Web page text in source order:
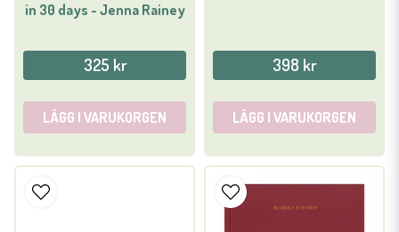
in 30 days - Jenna Rainey
325 kr
LÄGG I VARUKORGEN
398 kr
LÄGG I VARUKORGEN